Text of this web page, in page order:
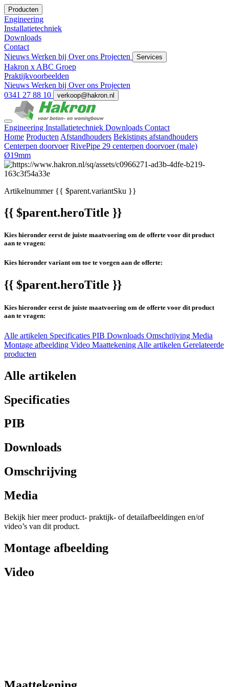
Producten
Engineering
Installatietechniek
Downloads
Contact
Nieuws Werken bij Over ons Projecten Services
Hakron x ABC Groep
Praktijkvoorbeelden
Nieuws Werken bij Over ons Projecten
0341 27 88 10
verkoop@hakron.nl
Engineering Installatietechniek Downloads Contact
Home Producten Afstandhouders Bekistings afstandhouders
Centerpen doorvoer RivePipe 29 centerpen doorvoer (male)
Ø19mm
Artikelnummer{{ $parent.variantSku }}
{{ $parent.heroTitle }}
Kies hieronder eerst de juiste maatvoering om de offerte voor dit product
aan te vragen:
Kies hieronder variant om toe te voegen aan de offerte:
{{ $parent.heroTitle }}
Kies hieronder eerst de juiste maatvoering om de offerte voor dit product
aan te vragen:
Alle artikelen Specificaties PIB Downloads Omschrijving Media
Montage afbeelding Video Maattekening Alle artikelen Gerelateerde
producten
Alle artikelen
Specificaties
PIB
Downloads
Omschrijving
Media
Bekijk hier meer product- praktijk- of detailafbeeldingen en/of
video’s van dit product.
Montage afbeelding
Video